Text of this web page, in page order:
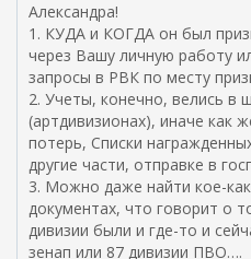
Александра!
1. КУДА и КОГДА он был
через Вашу личную работу
запросы в РВК по месту
2. Учеты, конечно, велись в
(артдивизионах), иначе как
потерь, Списки
другие части, отправке в
3. Можно даже найти кое-
документах, что говорит о
дивизии были и где-то и
зенап или 87 дивизии ПВО….